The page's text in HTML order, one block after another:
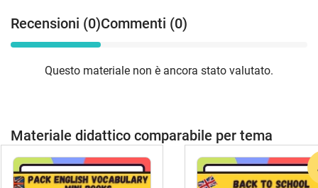
Recensioni (0)Commenti (0)
Questo materiale non è ancora stato valutato.
Materiale didattico comparabile per tema